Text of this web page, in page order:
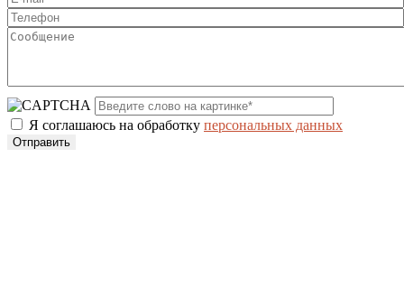
Я соглашаюсь на обработку персональных данных